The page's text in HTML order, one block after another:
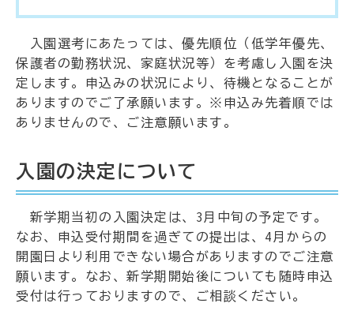
入園選考にあたっては、優先順位（低学年優先、
保護者の勤務状況、家庭状況等）を考慮し入園を決
定します。申込みの状況により、待機となることが
ありますのでご了承願います。※申込み先着順では
ありませんので、ご注意願います。
入園の決定について
新学期当初の入園決定は、3月中旬の予定です。
なお、申込受付期間を過ぎての提出は、4月からの
開園日より利用できない場合がありますのでご注意
願います。なお、新学期開始後についても随時申込
受付は行っておりますので、ご相談ください。